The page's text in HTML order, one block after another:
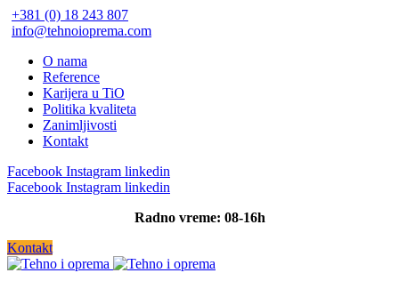
+381 (0) 18 243 807
info@tehnoioprema.com
O nama
Reference
Karijera u TiO
Politika kvaliteta
Zanimljivosti
Kontakt
Facebook Instagram linkedin
Facebook Instagram linkedin
Radno vreme: 08-16h
Kontakt